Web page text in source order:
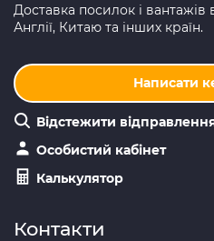
Доставка посилок і вантажів
Англії, Китаю та інших країн.
Написати
Відстежити
Особистий кабінет
Калькулятор
Контакти